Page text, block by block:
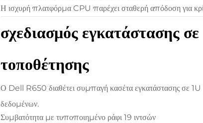
Η ισχυρή πλατφόρμα CPU παρέχει σταθερή απόδοση για
σχεδιασμός εγκατάστασης
τοποθέτησης
Ο Dell R650 διαθέτει συμπαγή κασέτα εγκατάστασης σε 1U
δεδομένων.
Συμβατότητα με τυποποιημένο ράφι 19 ιντσών